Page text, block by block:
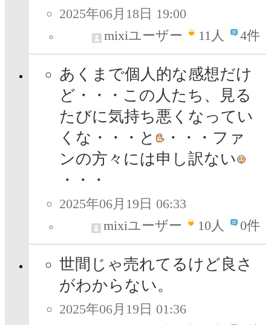
2025年06月18日 19:00
mixiユーザー
11人 4件
あくまで個人的な感想だけ
ど・・・この人たち、見る
たびに気持ち悪くなってい
くな・・・と
・・・ファ
ンの方々には申し訳ない
・・・
2025年06月19日 06:33
mixiユーザー
10人 0件
世間じゃ売れてるけど良さ
がわからない。
2025年06月19日 01:36